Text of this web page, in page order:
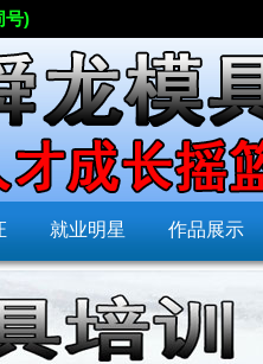
信同号)
就业明星 作品展示